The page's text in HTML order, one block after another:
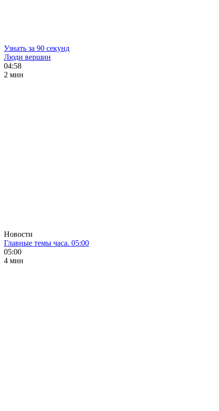
Узнать за 90 секунд
Люди вершин
04:58
2 мин
Новости
Главные темы часа. 05:00
05:00
4 мин